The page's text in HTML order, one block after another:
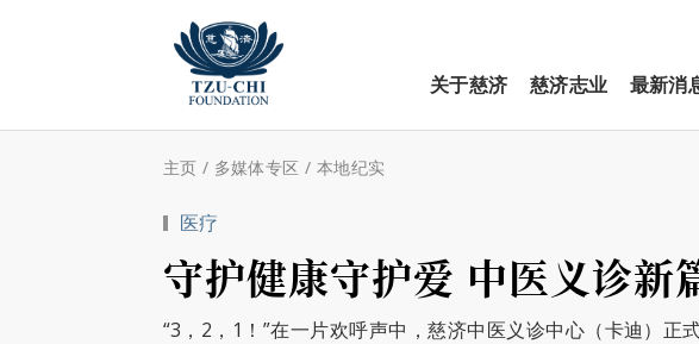
关于慈济
慈济志业 最新消
主页 / 多媒体专区 / 本地纪实
医疗
守护健康守护爱 中医义诊新
“3，2，1！”在一片欢呼声中，慈济中医义诊中心（卡迪）